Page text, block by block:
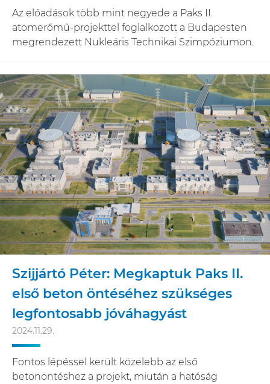
Az előadások több mint negyede a Paks II.
atomerőmű-projekttel foglalkozott a Budapesten
megrendezett Nukleáris Technikai Szimpóziumon.
Szijjártó Péter: Megkaptuk Paks II.
első beton öntéséhez szükséges
legfontosabb jóváhagyást
2024.11.29.
Fontos lépéssel került közelebb az első
betonöntéshez a projekt, miután a hatóság